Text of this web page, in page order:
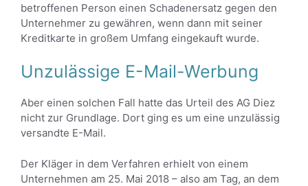
betroffenen Person einen Schadenersatz gegen den
Unternehmer zu gewähren, wenn dann mit seiner
Kreditkarte in großem Umfang eingekauft wurde.
Unzulässige E-Mail-Werbung
Aber einen solchen Fall hatte das Urteil des AG Diez
nicht zur Grundlage. Dort ging es um eine unzulässig
versandte E-Mail.
Der Kläger in dem Verfahren erhielt von einem
Unternehmen am 25. Mai 2018 – also am Tag, an dem